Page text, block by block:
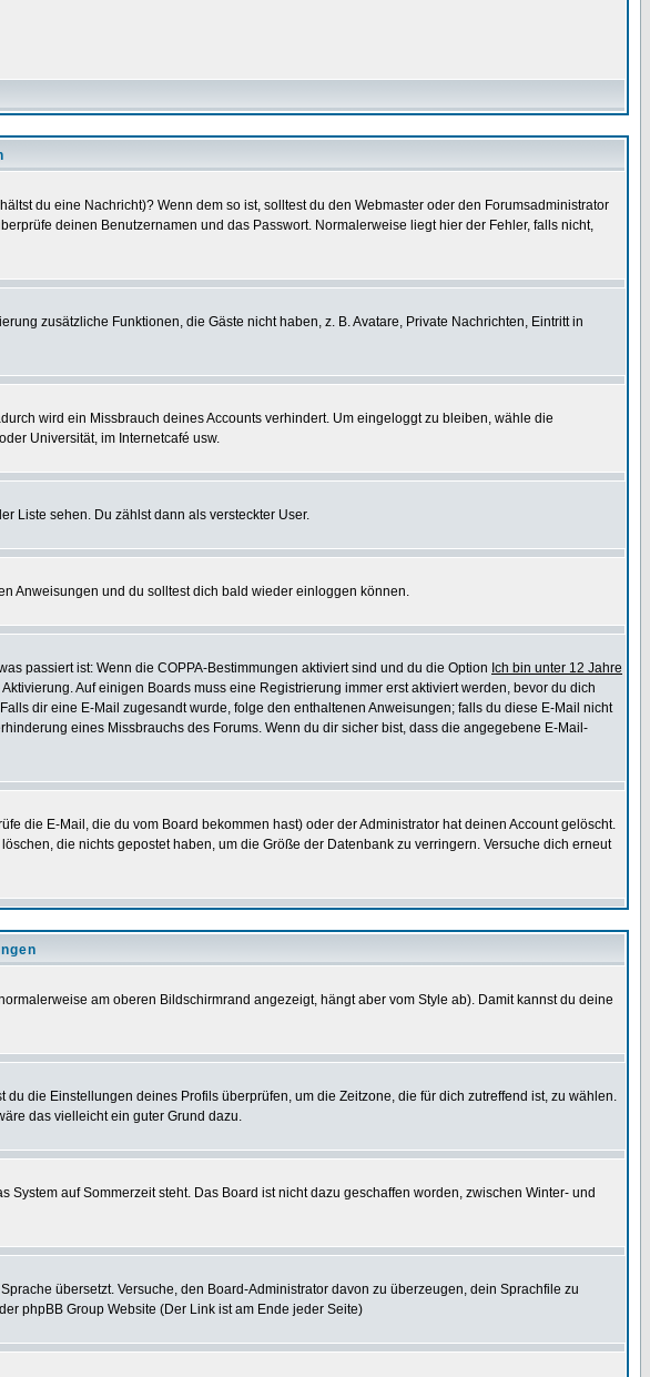
du eine Nachricht)? Wenn dem so ist, solltest du den Webmaster oder den Forumsadministrator
deinen Benutzernamen und das Passwort. Normalerweise liegt hier der Fehler, falls nicht,
zusätzliche Funktionen, die Gäste nicht haben, z. B. Avatare, Private Nachrichten, Eintritt in
wird ein Missbrauch deines Accounts verhindert. Um eingeloggt zu bleiben, wähle die
Universität, im Internetcafé usw.
Liste sehen. Du zählst dann als versteckter User.
Anweisungen und du solltest dich bald wieder einloggen können.
passiert ist: Wenn die COPPA-Bestimmungen aktiviert sind und du die Option Ich bin unter 12 Jahre
Auf einigen Boards muss eine Registrierung immer erst aktiviert werden, bevor du dich
dir eine E-Mail zugesandt wurde, folge den enthaltenen Anweisungen; falls du diese E-Mail nicht
eines Missbrauchs des Forums. Wenn du dir sicher bist, dass die angegebene E-Mail-
die E-Mail, die du vom Board bekommen hast) oder der Administrator hat deinen Account gelöscht.
die nichts gepostet haben, um die Größe der Datenbank zu verringern. Versuche dich erneut
am oberen Bildschirmrand angezeigt, hängt aber vom Style ab). Damit kannst du deine
die Einstellungen deines Profils überprüfen, um die Zeitzone, die für dich zutreffend ist, zu wählen.
das vielleicht ein guter Grund dazu.
auf Sommerzeit steht. Das Board ist nicht dazu geschaffen worden, zwischen Winter- und
übersetzt. Versuche, den Board-Administrator davon zu überzeugen, dein Sprachfile zu
phpBB Group Website (Der Link ist am Ende jeder Seite)